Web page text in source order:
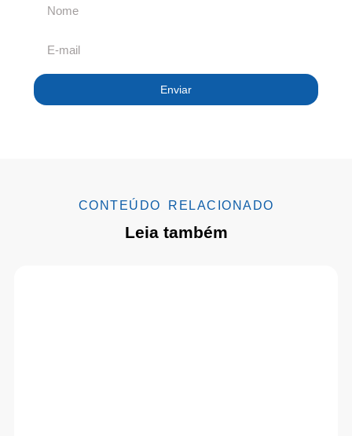
Enviar
CONTEÚDO RELACIONADO
Leia também